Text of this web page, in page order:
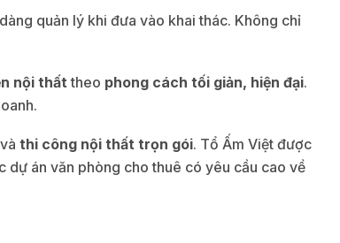
quản lý khi đưa vào khai thác. Không chỉ
nội thất theo phong cách tối giản, hiện đại.
thi công nội thất trọn gói. Tổ Ấm Việt được
dự án văn phòng cho thuê có yêu cầu cao về